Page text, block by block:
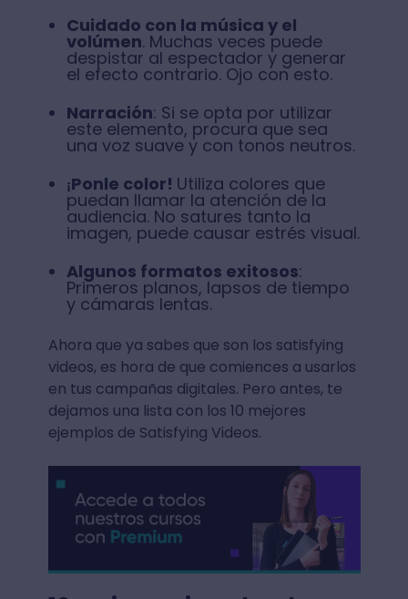
Cuidado con la música y el
volúmen. Muchas veces puede
despistar al espectador y generar
el efecto contrario. Ojo con esto.
Narración: Si se opta por utilizar
este elemento, procura que sea
una voz suave y con tonos neutros.
¡Ponle color! Utiliza colores que
puedan llamar la atención de la
audiencia. No satures tanto la
imagen, puede causar estrés visual.
Algunos formatos exitosos:
Primeros planos, lapsos de tiempo
y cámaras lentas.
Ahora que ya sabes que son los satisfying
videos, es hora de que comiences a usarlos
en tus campañas digitales. Pero antes, te
dejamos una lista con los 10 mejores
ejemplos de Satisfying Videos.